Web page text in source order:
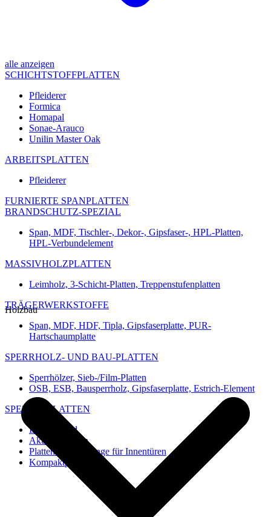
alle anzeigen
SCHICHTSTOFFPLATTEN
Pfleiderer
Formica
Homapal
Sonae-Arauco
Unilin Master Oak
ARBEITSPLATTEN
Pfleiderer
FURNIERTE SPANPLATTEN
BRANDSCHUTZ-SPEZIAL
Span, MDF, Tischler-, Dekor-, Gipsfaser-, HPL-Platten,
HPL-Verbundelement
MASSIVHOLZPLATTEN
Leimholz, 3-Schicht-Platten, Treppenstufenplatten
TRÄGERWERKSTOFFE
Span, MDF, HDF, Tipla, Gipsfaserplatte, PUR-
Hartschaumplatte
SPERRHOLZ- UND BAU-PLATTEN
Sperrhölzer, Sieb-/Film-Platten
OSB, ESB, Bausperrholz, Gipsfaserplatte, Estrich-Element
SPEZIAL-PLATTEN
Imi-Verbund
Akustik-Platten
Platten und Rohlinge für Innentüren
Kompaktplatten
Holzbau